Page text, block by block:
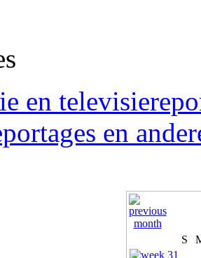
en
en
S